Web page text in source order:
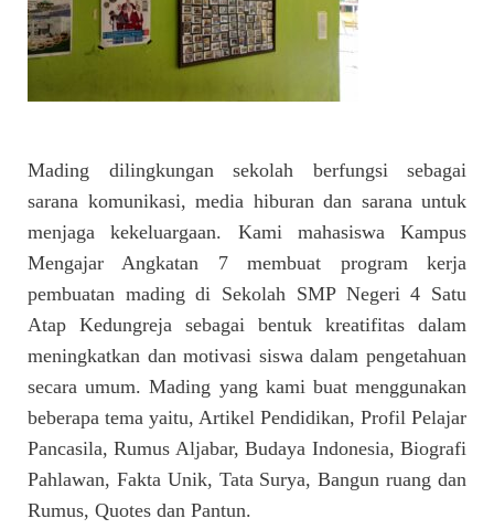
Mading dilingkungan sekolah berfungsi sebagai
sarana komunikasi, media hiburan dan sarana untuk
menjaga kekeluargaan. Kami mahasiswa Kampus
Mengajar Angkatan 7 membuat program kerja
pembuatan mading di Sekolah SMP Negeri 4 Satu
Atap Kedungreja sebagai bentuk kreatifitas dalam
meningkatkan dan motivasi siswa dalam pengetahuan
secara umum. Mading yang kami buat menggunakan
beberapa tema yaitu, Artikel Pendidikan, Profil Pelajar
Pancasila, Rumus Aljabar, Budaya Indonesia, Biografi
Pahlawan, Fakta Unik, Tata Surya, Bangun ruang dan
Rumus, Quotes dan Pantun.